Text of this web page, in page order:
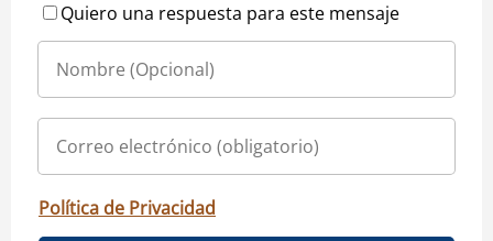
Quiero una respuesta para este mensaje
Política de Privacidad